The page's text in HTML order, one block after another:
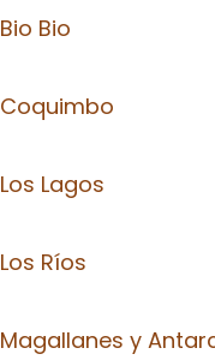
Bio Bio
Coquimbo
Los Lagos
Los Ríos
Magallanes y